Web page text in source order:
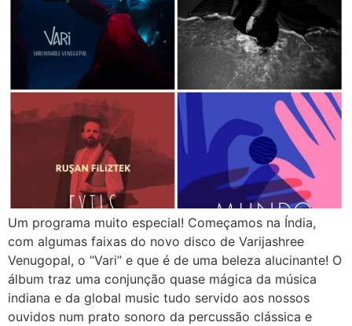
Um programa muito especial! Começamos na Índia,
com algumas faixas do novo disco de Varijashree
Venugopal, o “Vari” e que é de uma beleza alucinante! O
álbum traz uma conjunção quase mágica da música
indiana e da global music tudo servido aos nossos
ouvidos num prato sonoro da percussão clássica e